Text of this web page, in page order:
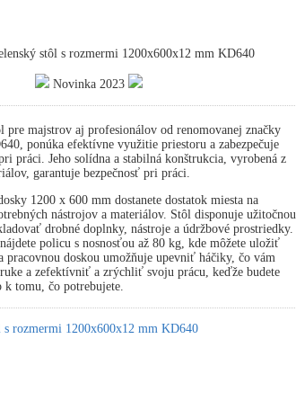
stôl s rozmermi 1200x600x12 mm KD640
Novinka 2023
pre majstrov aj profesionálov od renomovanej značky
ponúka efektívne využitie priestoru a zabezpečuje
práci. Jeho solídna a stabilná konštrukcia, vyrobená z
garantuje bezpečnosť pri práci.
1200 x 600 mm dostanete dostatok miesta na
nástrojov a materiálov. Stôl disponuje užitočnou
drobné doplnky, nástroje a údržbové prostriedky.
policu s nosnosťou až 80 kg, kde môžete uložiť
pracovnou doskou umožňuje upevniť háčiky, čo vám
a zefektívniť a zrýchliť svoju prácu, keďže budete
tomu, čo potrebujete.
s rozmermi 1200x600x12 mm KD640